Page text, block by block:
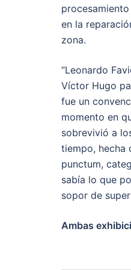
en la
zona.
“Leonardo
Víctor Hugo
fue un
momento en
sobrevivió a
tiempo, hecha
punctum,
sabía lo que
sopor de
Ambas